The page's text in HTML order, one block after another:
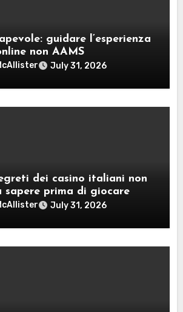
guidare l’esperienza
non AAMS
July 31, 2026
dei casino italiani non
sapere prima di giocare
July 31, 2026